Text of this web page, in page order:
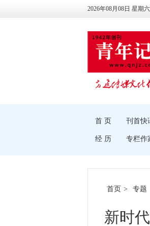
2026年08月08日 星期六
首 页 刊首快
经 历 专栏作
首页 > 专题
新时